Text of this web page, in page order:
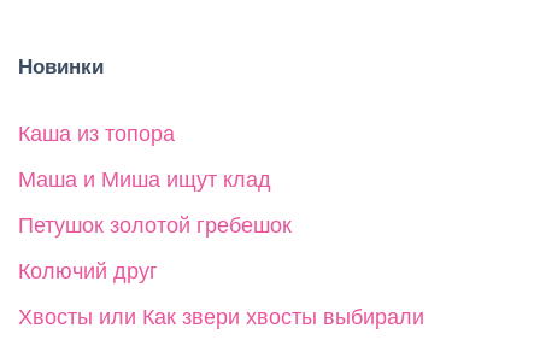
Новинки
Каша из топора
Маша и Миша ищут клад
Петушок золотой гребешок
Колючий друг
Хвосты или Как звери хвосты выбирали